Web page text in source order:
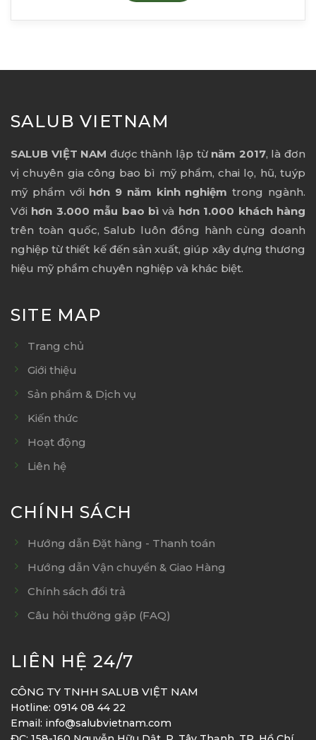
SALUB VIETNAM
SALUB VIỆT NAM được thành lập từ năm 2017, là đơn
vị chuyên gia công bao bì mỹ phẩm, chai lọ, hũ, tuýp
mỹ phẩm với hơn 9 năm kinh nghiệm trong ngành.
Với hơn 3.000 mẫu bao bì và hơn 1.000 khách hàng
trên toàn quốc, Salub luôn đồng hành cùng doanh
nghiệp từ thiết kế đến sản xuất, giúp xây dựng thương
hiệu mỹ phẩm chuyên nghiệp và khác biệt.
SITE MAP
Trang chủ
Giới thiệu
Sản phẩm & Dịch vụ
Kiến thức
Hoạt động
Liên hệ
CHÍNH SÁCH
Hướng dẫn Đặt hàng - Thanh toán
Hướng dẫn Vận chuyển & Giao Hàng
Chính sách đổi trả
Câu hỏi thường gặp (FAQ)
LIÊN HỆ 24/7
CÔNG TY TNHH SALUB VIỆT NAM
Hotline: 0914 08 44 22
Email: info@salubvietnam.com